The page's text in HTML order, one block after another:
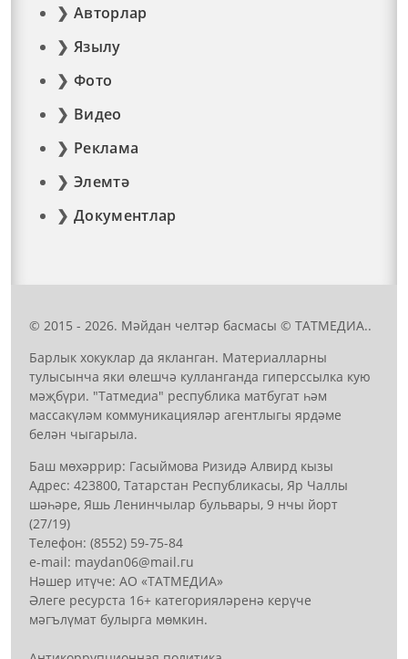
Авторлар
Язылу
Фото
Видео
Реклама
Элемтә
Документлар
© 2015 - 2026. Мәйдан челтәр басмасы © ТАТМЕДИА..
Барлык хокуклар да якланган. Материалларны
тулысынча яки өлешчә кулланганда гиперссылка кую
мәҗбүри. "Татмедиа" республика матбугат һәм
массакүләм коммуникацияләр агентлыгы ярдәме
белән чыгарыла.
Баш мөхәррир: Гасыймова Ризидә Алвирд кызы
Адрес: 423800, Татарстан Республикасы, Яр Чаллы
шәһәре, Яшь Ленинчылар бульвары, 9 нчы йорт
(27/19)
Телефон: (8552) 59-75-84
е-mail: mауdаn06@mail.гu
Нәшер итүче: АО «ТАТМЕДИА»
Әлеге ресурста 16+ категорияләренә керүче
мәгълүмат булырга мөмкин.